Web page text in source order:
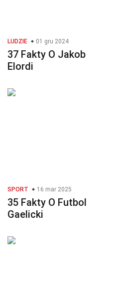
LUDZIE 01 gru 2024
37 Fakty O Jakob
Elordi
SPORT 16 mar 2025
35 Fakty O Futbol
Gaelicki